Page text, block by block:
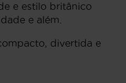
e estilo britânico
e além.
divertida e